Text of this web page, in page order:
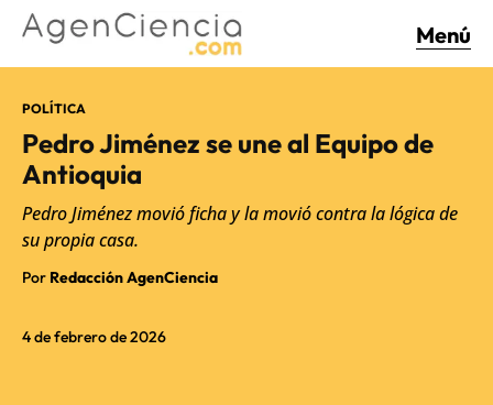
Menú
4 de febrero de 2026
POLÍTICA
Pedro Jiménez se une al Equipo de
Antioquia
Pedro Jiménez movió ficha y la movió contra la lógica de
su propia casa.
Por Redacción AgenCiencia